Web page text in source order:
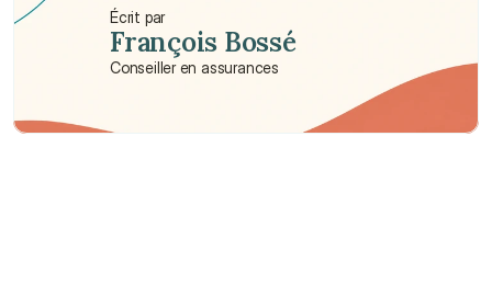
Écrit par
François Bossé
Conseiller en assurances